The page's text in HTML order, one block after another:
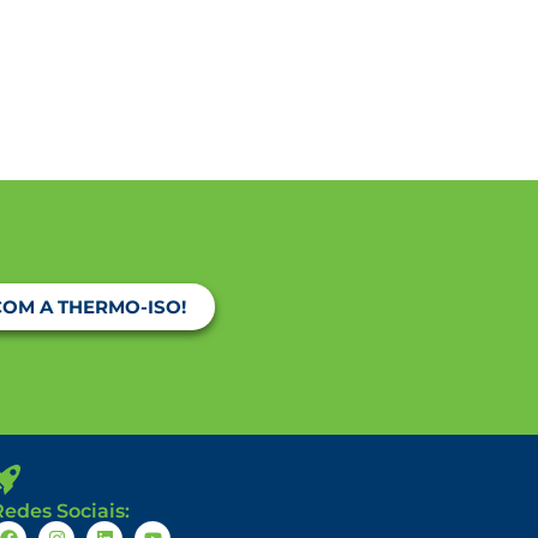
A THERMO-ISO!
Sociais: